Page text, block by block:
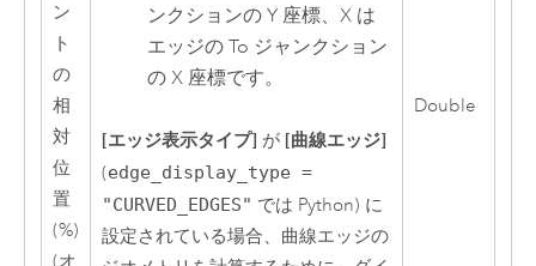
ン
ト
の
相
対
位
置
(%)
ンクションの Y 座標、X は
エッジの To ジャンクション
の X 座標です。
[エッジ表示タイプ] が [曲線エッジ]
(edge_display_type =
"CURVED_EDGES" では Python) に
設定されている場合、曲線エッジの
Double